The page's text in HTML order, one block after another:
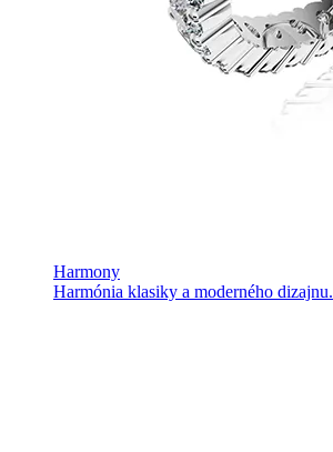
Harmony
Harmónia klasiky a moderného dizajnu.